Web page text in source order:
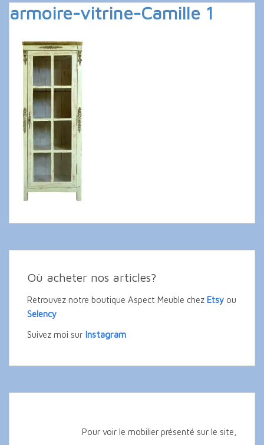
armoire-vitrine-Camille 1
Où acheter nos articles?
Retrouvez notre boutique Aspect Meuble chez Etsy ou
Selency
Suivez moi sur Instagram
Pour voir le mobilier présenté sur le site,